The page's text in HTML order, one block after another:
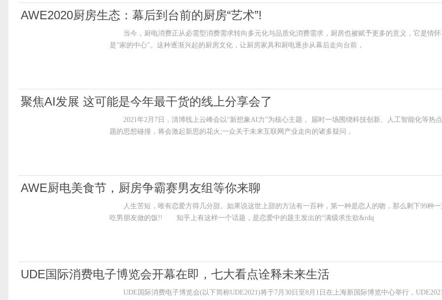
AWE2020厨房生态：幕后到台前的厨房“艺术”!
当今，厨电消费正从必需型消费需求转向多元化与品质化消费需求，厨房也被赋予更多的意义，它是情怀
是“家的中心”。这种逐渐兴起的厨房文化，让厨房家具和厨电逐步从幕后走向台前，
聚焦AI发展 这可能是今年最干货的线上分享会了
2021年2月7日，清博线上云峰会以“新想象AI力”为核心主题， 届时一场围绕科技创新、人工智能化等热
题的思想碰撞，将会激起新思的花火;一众关于未来互联网产业走向的诸多疑问，
AWE厨电美食节，厨房争霸赛男友组等你来聊
人生苦短，唯有恋爱方得几分甜。如果说这世上甜的方法有一百种，第一种是恋人的吻，那么剩下99种一
吃男朋友做的饭!! 知乎上有这样一个话题，是恋爱中的题主发出的“满级求生欲&rdq
UDE国际消费电子博览会开幕在即，七大看点诠释未来生活
UDE国际消费电子博览会(以下简称UDE2021)将于7月30日至8月1日在上海新国际博览中心举行，